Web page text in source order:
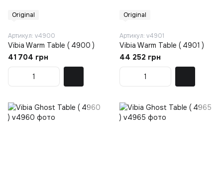
Original
Артикул: v4900
Vibia Warm Table ( 4900 )
41 704 грн
Original
Артикул: v4901
Vibia Warm Table ( 4901 )
44 252 грн